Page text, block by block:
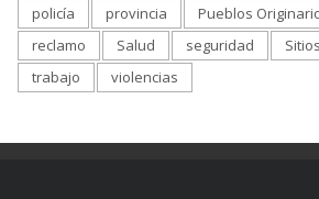
policía
provincia Pueblos
reclamo
Salud seguridad Sitios
trabajo
violencias